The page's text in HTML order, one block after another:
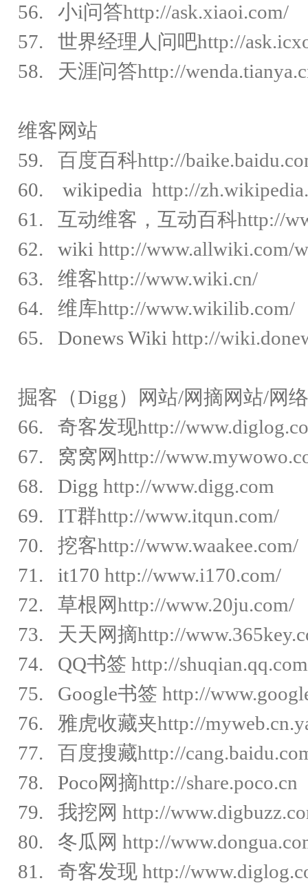
56. 小i问答http://ask.xiaoi.com/
57. 世界经理人问吧http://
58. 天涯问答http://
维客网站
59. 百度百科http://
60. wikipedia http://
61. 互动维客，互动百科http://
62. wiki http://www.allwiki.com/
63. 维客http://www.wiki.cn/
64. 维库http://www.wikilib.com/
65. Donews Wiki http://
掘客（Digg）网站/网摘网站/网
66. 奇客发现http://
67. 窝窝网http://
68. Digg http://www.digg.com
69. IT群http://www.itqun.com/
70. 挖客http://www.waakee.com/
71. it170 http://www.i170.com/
72. 草根网http://www.20ju.com/
73. 天天网摘http://
74. QQ书签 http://
75. Google书签 http://
76. 雅虎收藏夹http://
77. 百度搜藏http://
78. Poco网摘http://share.poco.cn
79. 我挖网 http://
80. 冬瓜网 http://
81. 奇客发现 http://